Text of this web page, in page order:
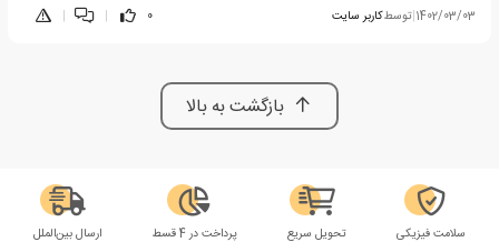
1402/03/03
|توسطکاربر سایت 0
|
|
بازگشت به بالا
سلامت فیزیکی تحویل سریع پرداخت در 4 قسط ارسال بین‌الملل